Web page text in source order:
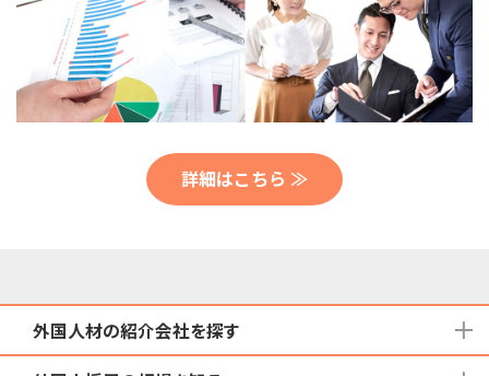
詳細はこちら ≫
外国人材の紹介会社を探す